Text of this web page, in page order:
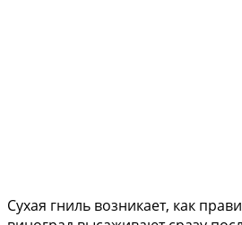
Сухая гниль возникает, как